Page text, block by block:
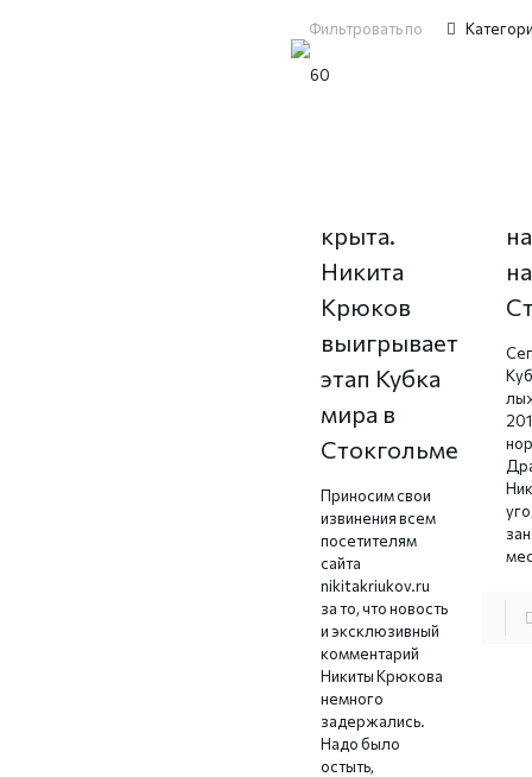
Фильтровать по
крыта.
Никита
Крюков
выигрывает
этап Кубка
мира в
Стокгольме
Приносим свои
извинения всем
посетителям
сайта
nikitakriukov.ru
за то, что новость
и эксклюзивный
комментарий
Никиты Крюкова
немного
задержались.
Надо было
остыть,
на